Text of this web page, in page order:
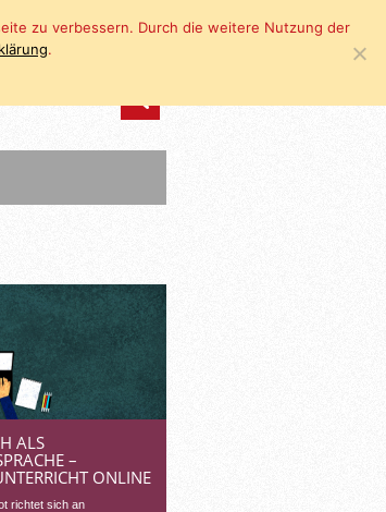
ALS
–
ONLINE
richtet sich an
zu verbessern. Durch die weitere Nutzung der
.